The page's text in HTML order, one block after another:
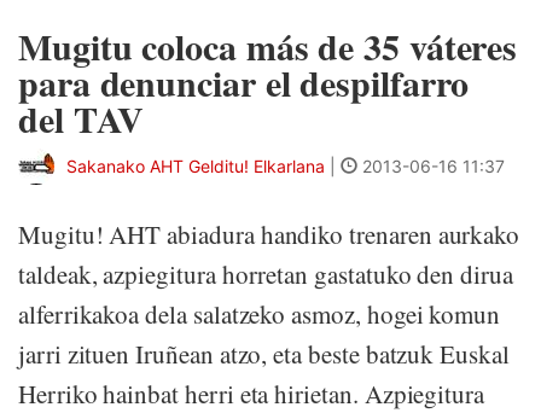
Mugitu coloca más de 35 váteres
para denunciar el despilfarro
del TAV
Sakanako AHT Gelditu! Elkarlana 2013-06-16 11:37
Mugitu! AHT abiadura handiko trenaren aurkako
taldeak, azpiegitura horretan gastatuko den dirua
alferrikakoa dela salatzeko asmoz, hogei komun
jarri zituen Iruñean atzo, eta beste batzuk Euskal
Herriko hainbat herri eta hirietan. Azpiegitura